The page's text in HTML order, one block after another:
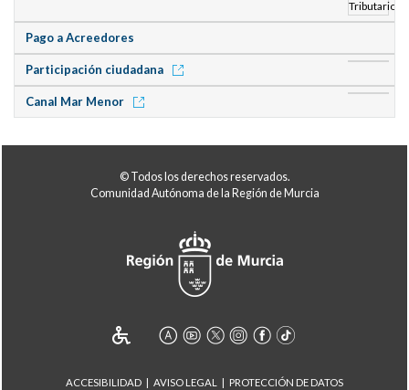
Pago a Acreedores
Participación ciudadana
Canal Mar Menor
© Todos los derechos reservados.
Comunidad Autónoma de la Región de Murcia
ACCESIBILIDAD AVISO LEGAL PROTECCIÓN DE DATOS